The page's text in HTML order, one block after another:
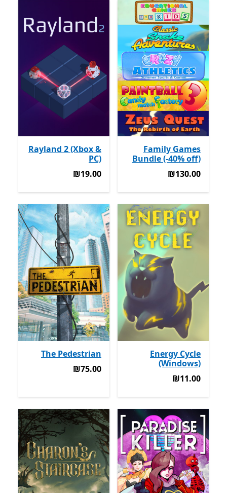
Family Games
Bundle (-40% off)
‪₪130.00‬
‪₪130.00‬
Rayland 2 (Xbox &
PC)
‪₪19.00‬
‪₪19.00‬
Energy Cycle
(Windows)
‪₪11.00‬
‪₪11.00‬
The Pedestrian
‪₪75.00‬
‪₪75.00‬